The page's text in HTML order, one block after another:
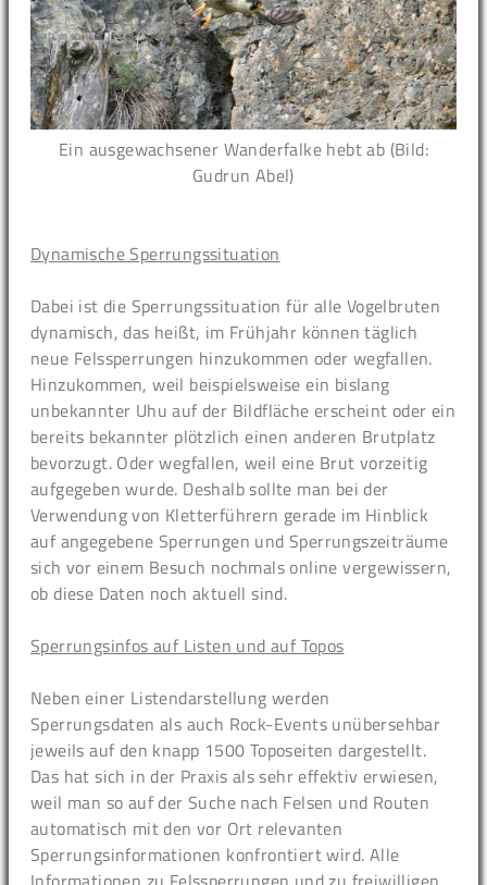
Ein ausgewachsener Wanderfalke hebt ab (Bild:
Gudrun Abel)
Dynamische Sperrungssituation
Dabei ist die Sperrungssituation für alle Vogelbruten
dynamisch, das heißt, im Frühjahr können täglich
neue Felssperrungen hinzukommen oder wegfallen.
Hinzukommen, weil beispielsweise ein bislang
unbekannter Uhu auf der Bildfläche erscheint oder ein
bereits bekannter plötzlich einen anderen Brutplatz
bevorzugt. Oder wegfallen, weil eine Brut vorzeitig
aufgegeben wurde. Deshalb sollte man bei der
Verwendung von Kletterführern gerade im Hinblick
auf angegebene Sperrungen und Sperrungszeiträume
sich vor einem Besuch nochmals online vergewissern,
ob diese Daten noch aktuell sind.
Sperrungsinfos auf Listen und auf Topos
Neben einer Listendarstellung werden
Sperrungsdaten als auch Rock-Events unübersehbar
jeweils auf den knapp 1500 Toposeiten dargestellt.
Das hat sich in der Praxis als sehr effektiv erwiesen,
weil man so auf der Suche nach Felsen und Routen
automatisch mit den vor Ort relevanten
Sperrungsinformationen konfrontiert wird. Alle